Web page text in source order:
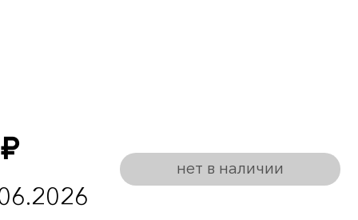
нет в наличии